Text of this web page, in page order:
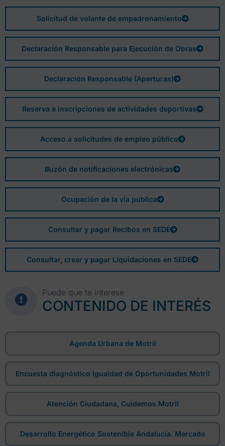
Solicitud de volante de empadronamiento
Declaración Responsable para Ejecución de Obras
Declaración Responsable (Aperturas)
Reserva e inscripciones de actividades deportivas
Acceso a solicitudes de empleo público
Buzón de notificaciones electrónicas
Ocupación de la vía pública
Consultar y pagar Recibos en SEDE
Consultar, crear y pagar Liquidaciones en SEDE
Puede que te interese
CONTENIDO DE INTERÉS
Agenda Urbana de Motril
Encuesta diagnóstico Igualdad de Oportunidades Motril
Atención Ciudadana, Cuidemos Motril
Desarrollo Energético Sostenible Andalucía. Mercado